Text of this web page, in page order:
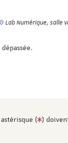
Lab Numérique, salle
( )